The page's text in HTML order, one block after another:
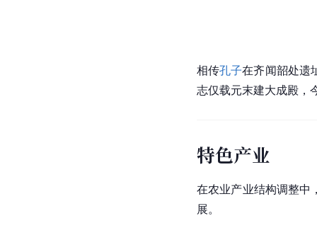
相传孔子在齐闻韶处遗
志仅载元末建大成殿 ，
特色产业
在农业产业结构调整中
展。